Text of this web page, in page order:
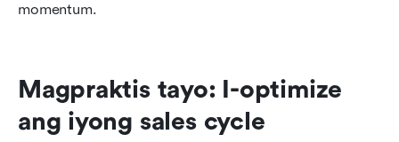
momentum.
Magpraktis tayo: I-optimize
ang iyong sales cycle